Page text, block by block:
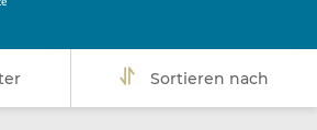
Sortieren nach